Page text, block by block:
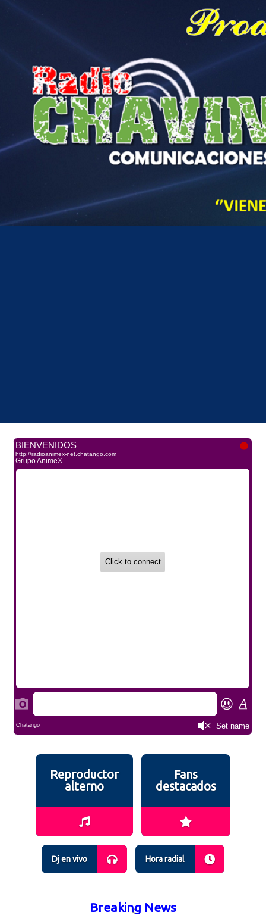
Reproductor
alterno
Fans
destacados
Dj en vivo Hora radial
48
lunes, agosto 10, 2026
Breaking News